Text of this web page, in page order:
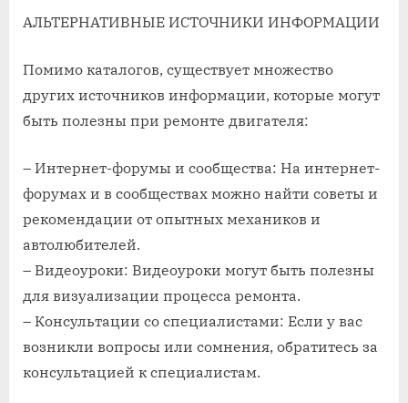
АЛЬТЕРНАТИВНЫЕ ИСТОЧНИКИ ИНФОРМАЦИИ
Помимо каталогов, существует множество
других источников информации, которые могут
быть полезны при ремонте двигателя:
– Интернет-форумы и сообщества: На интернет-
форумах и в сообществах можно найти советы и
рекомендации от опытных механиков и
автолюбителей.
– Видеоуроки: Видеоуроки могут быть полезны
для визуализации процесса ремонта.
– Консультации со специалистами: Если у вас
возникли вопросы или сомнения, обратитесь за
консультацией к специалистам.